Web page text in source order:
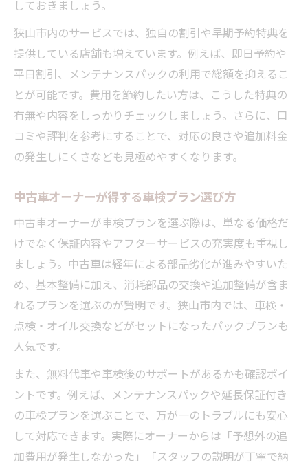
しておきましょう。
狭山市内のサービスでは、独自の割引や早期予約特典を
提供している店舗も増えています。例えば、即日予約や
平日割引、メンテナンスパックの利用で総額を抑えるこ
とが可能です。費用を節約したい方は、こうした特典の
有無や内容をしっかりチェックしましょう。さらに、口
コミや評判を参考にすることで、対応の良さや追加料金
の発生しにくさなども見極めやすくなります。
中古車オーナーが得する車検プラン選び方
中古車オーナーが車検プランを選ぶ際は、単なる価格だ
けでなく保証内容やアフターサービスの充実度も重視し
ましょう。中古車は経年による部品劣化が進みやすいた
め、基本整備に加え、消耗部品の交換や追加整備が含ま
れるプランを選ぶのが賢明です。狭山市内では、車検・
点検・オイル交換などがセットになったパックプランも
人気です。
また、無料代車や車検後のサポートがあるかも確認ポイ
ントです。例えば、メンテナンスパックや延長保証付き
の車検プランを選ぶことで、万が一のトラブルにも安心
して対応できます。実際にオーナーからは「予想外の追
加費用が発生しなかった」「スタッフの説明が丁寧で納